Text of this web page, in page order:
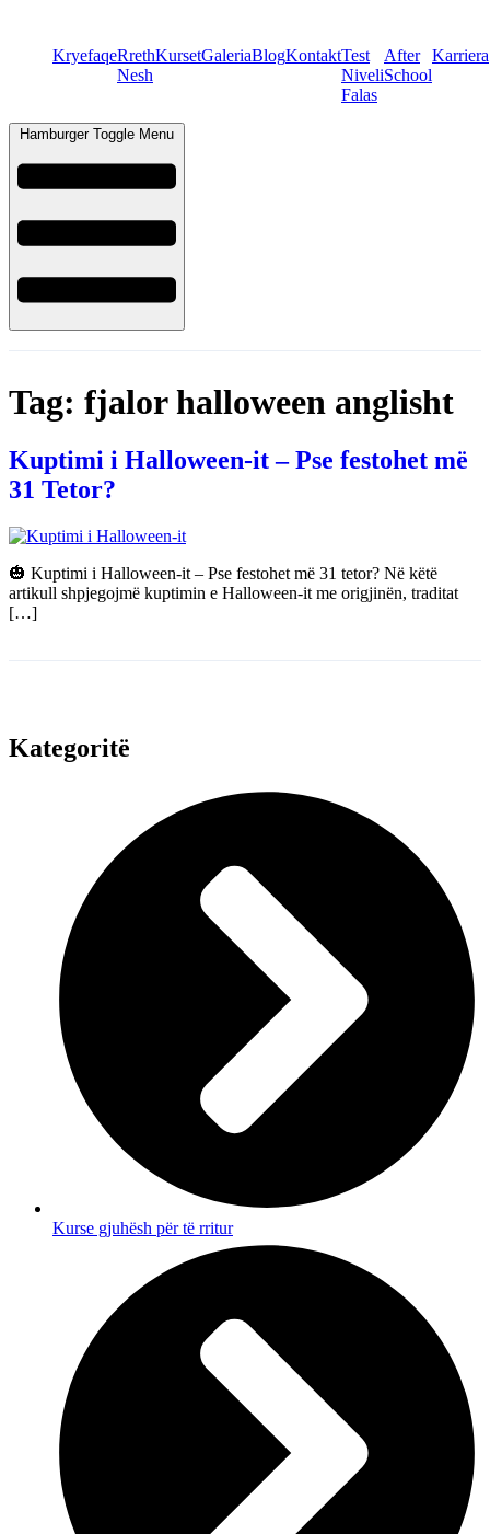
KryefaqeRreth
Nesh
KursetGaleriaBlogKontaktTest
Niveli
Falas
After
School
Karriera
Hamburger Toggle Menu
Tag: fjalor halloween anglisht
Kuptimi i Halloween-it – Pse festohet më
31 Tetor?
🎃 Kuptimi i Halloween-it – Pse festohet më 31 tetor? Në këtë
artikull shpjegojmë kuptimin e Halloween-it me origjinën, traditat
[…]
Kategoritë
Kurse gjuhësh për të rritur